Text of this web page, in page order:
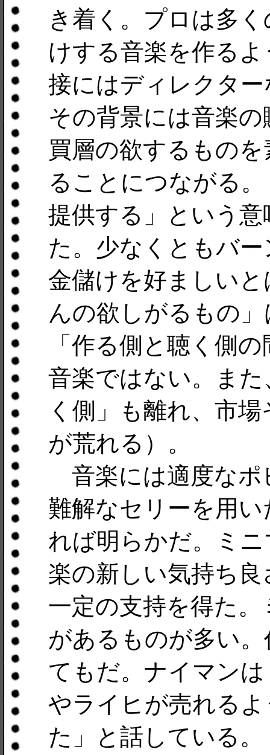
き着く。プロは多
けする音楽を作る
接にはディレクタ
その背景には音楽
買層の欲するもの
ることにつながる
提供する」という
た。少なくともバ
金儲けを好ましい
んの欲しがるもの
「作る側と聴く側
音楽ではない。ま
く側」も離れ、市
が荒れる）。
音楽には適度なポ
難解なセリーを用
れば明らかだ。ミ
楽の新しい気持ち
一定の支持を得た
があるものが多い
てもだ。ナイマン
やライヒが売れる
た」と話している。